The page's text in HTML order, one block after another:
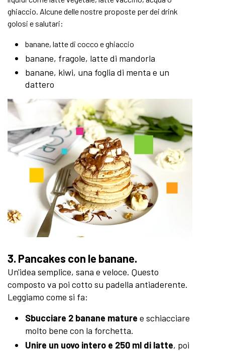
ghiaccio. Alcune delle nostre proposte per dei drink
golosi e salutari:
banane, latte di cocco e ghiaccio
banane, fragole, latte di mandorla
banane, kiwi, una foglia di menta e un
dattero
3. Pancakes con le banane.
Un'idea semplice, sana e veloce. Questo
composto va poi cotto su padella antiaderente.
Leggiamo come si fa:
Sbucciare 2 banane mature e schiacciare
molto bene con la forchetta.
Unire un uovo intero e 250 ml di latte, poi